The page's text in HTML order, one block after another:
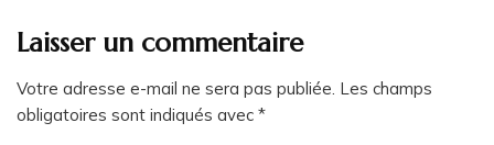
Laisser un commentaire
Votre adresse e-mail ne sera pas publiée. Les champs
obligatoires sont indiqués avec *